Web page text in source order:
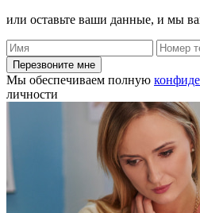
или оставьте ваши данные, и мы
Перезвоните мне
Мы обеспечиваем полную
личности